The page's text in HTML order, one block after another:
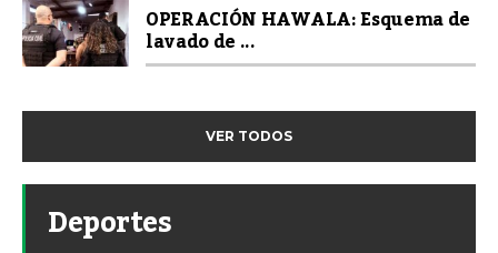
OPERACIÓN HAWALA: Esquema de
lavado de ...
VER TODOS
Deportes